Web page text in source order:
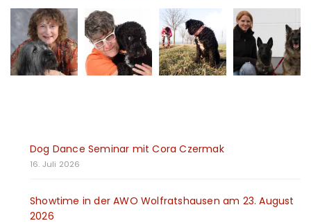
Dog Dance Seminar mit Cora Czermak
16. Juli 2026
Showtime in der AWO Wolfratshausen am 23. August
2026